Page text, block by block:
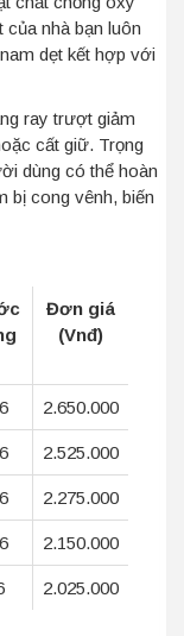
nhà bạn luôn
dẹt kết hợp với
ray trượt giảm
cất giữ. Trọng
dùng có thể hoàn
bị cong vênh, biến
Đơn giá
(Vnđ)
2.650.000
2.525.000
2.275.000
2.150.000
2.025.000